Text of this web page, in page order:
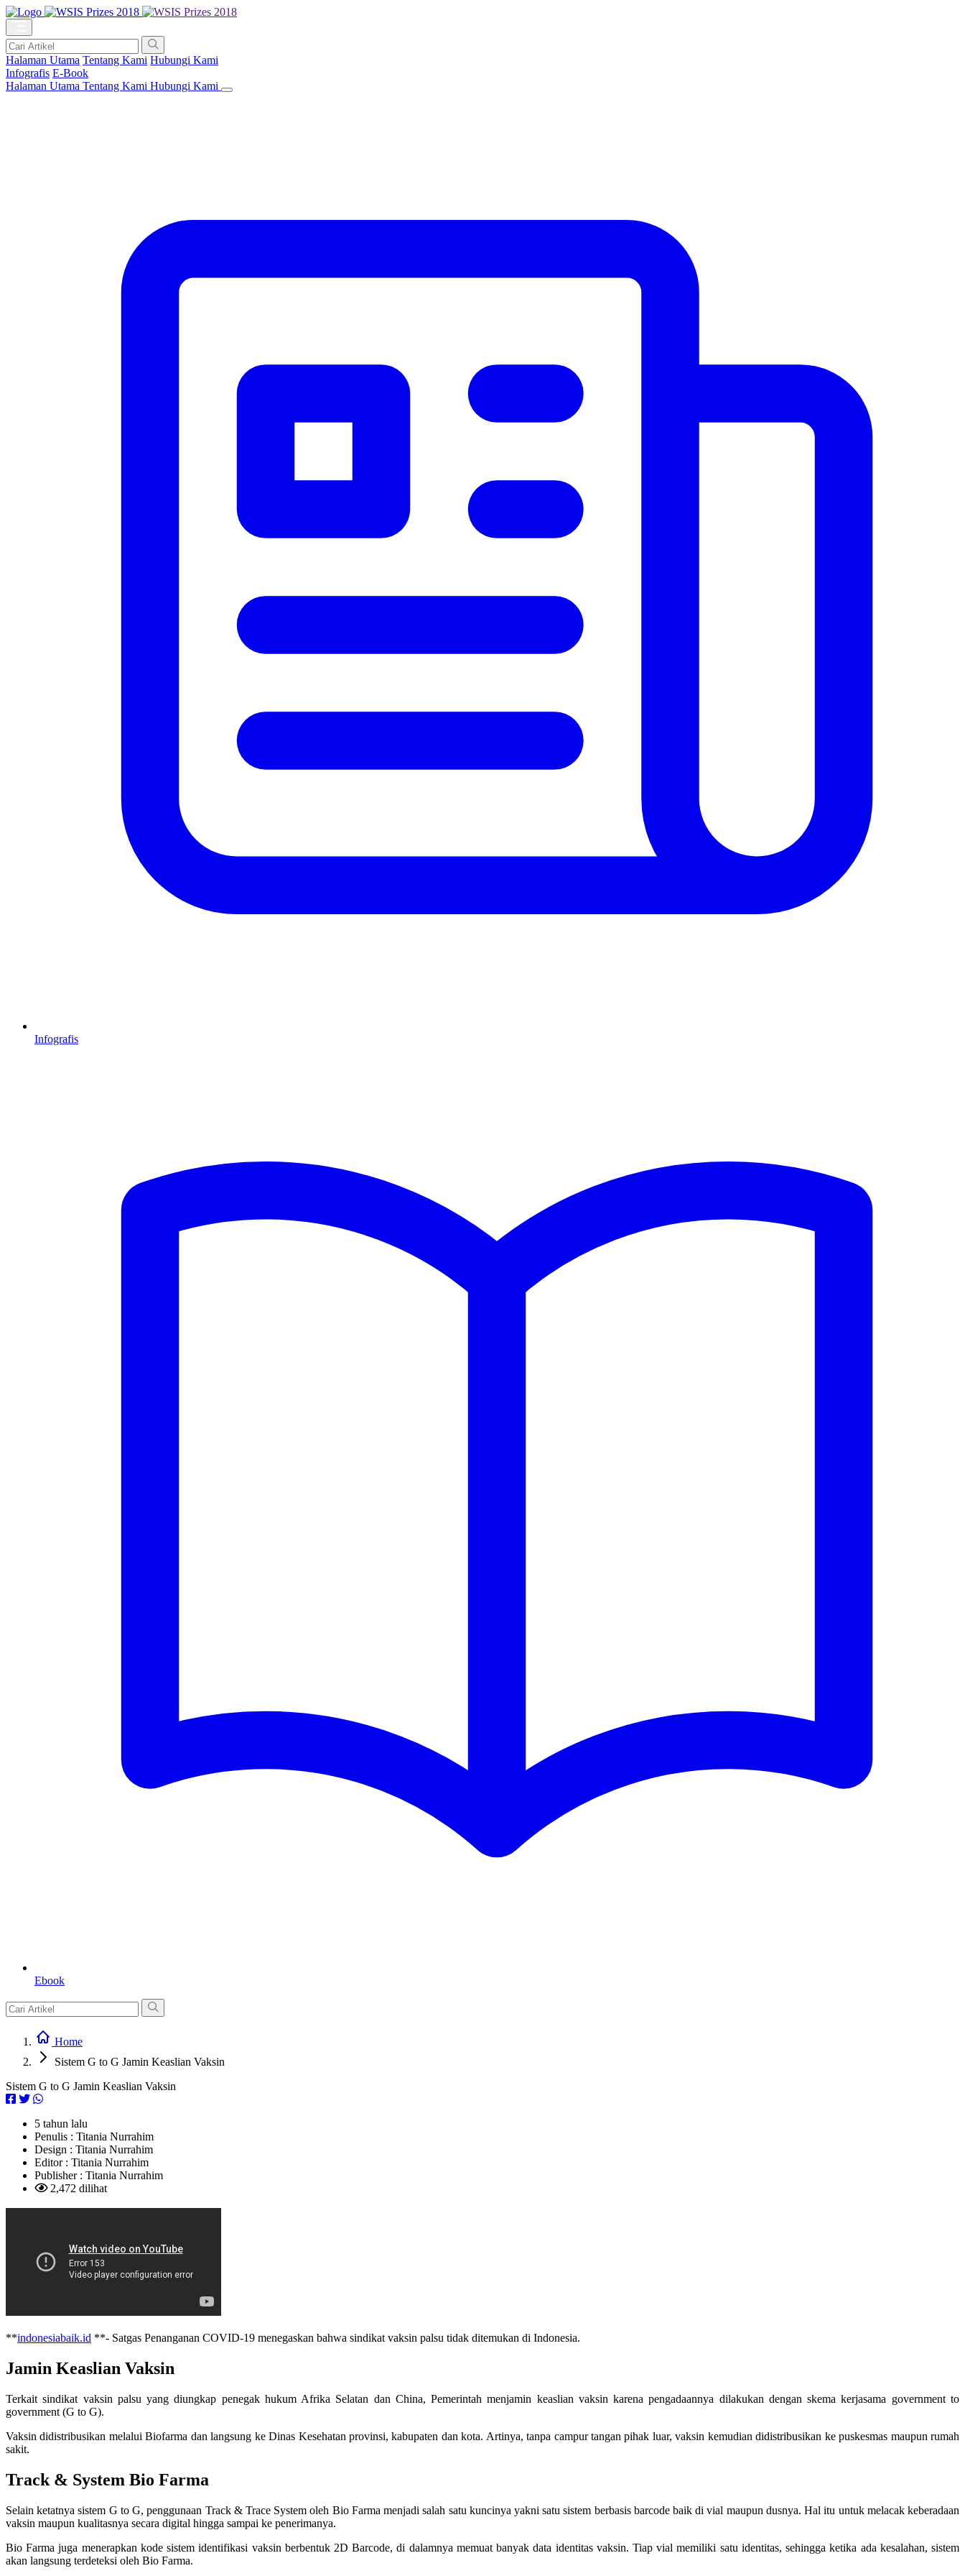
Halaman Utama Tentang Kami Hubungi Kami
Infografis E-Book
Halaman Utama Tentang Kami Hubungi Kami
Infografis
Ebook
Home
Sistem G to G Jamin Keaslian Vaksin
Sistem G to G Jamin Keaslian Vaksin
5 tahun lalu
Penulis : Titania Nurrahim
Design : Titania Nurrahim
Editor : Titania Nurrahim
Publisher : Titania Nurrahim
2,472 dilihat
**indonesiabaik.id **- Satgas Penanganan COVID-19 menegaskan bahwa sindikat vaksin palsu tidak ditemukan di Indonesia.
Jamin Keaslian Vaksin
Terkait sindikat vaksin palsu yang diungkap penegak hukum Afrika Selatan dan China, Pemerintah menjamin keaslian vaksin karena pengadaannya dilakukan dengan skema kerjasama government to
government (G to G).
Vaksin didistribusikan melalui Biofarma dan langsung ke Dinas Kesehatan provinsi, kabupaten dan kota. Artinya, tanpa campur tangan pihak luar, vaksin kemudian didistribusikan ke puskesmas maupun rumah
sakit.
Track & System Bio Farma
Selain ketatnya sistem G to G, penggunaan Track & Trace System oleh Bio Farma menjadi salah satu kuncinya yakni satu sistem berbasis barcode baik di vial maupun dusnya. Hal itu untuk melacak keberadaan
vaksin maupun kualitasnya secara digital hingga sampai ke penerimanya.
Bio Farma juga menerapkan kode sistem identifikasi vaksin berbentuk 2D Barcode, di dalamnya memuat banyak data identitas vaksin. Tiap vial memiliki satu identitas, sehingga ketika ada kesalahan, sistem
akan langsung terdeteksi oleh Bio Farma.